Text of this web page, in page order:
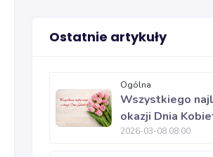
Ostatnie artykuły
Ogólna
Wszystkiego
okazji Dnia
2026-03-08 08:00